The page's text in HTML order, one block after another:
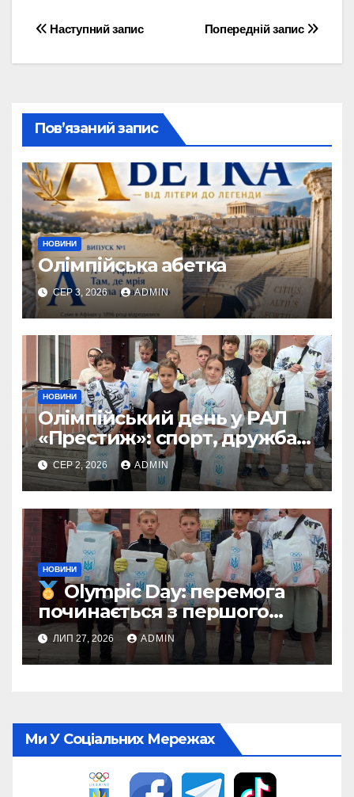
Навігація
записів
Попередній запис
Наступний запис
Пов’язаний запис
НОВИНИ
Олімпійська абетка
СЕР 3, 2026 ADMIN
НОВИНИ
Олімпійський день у РАЛ
«Престиж»: спорт, дружба
та незабутні емоції
СЕР 2, 2026 ADMIN
НОВИНИ
Olympic Day: перемога
починається з першого
кроку
ЛИП 27, 2026 ADMIN
Ми У Соціальних Мережах